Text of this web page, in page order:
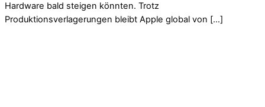
Hardware bald steigen könnten. Trotz
Produktionsverlagerungen bleibt Apple global von […]